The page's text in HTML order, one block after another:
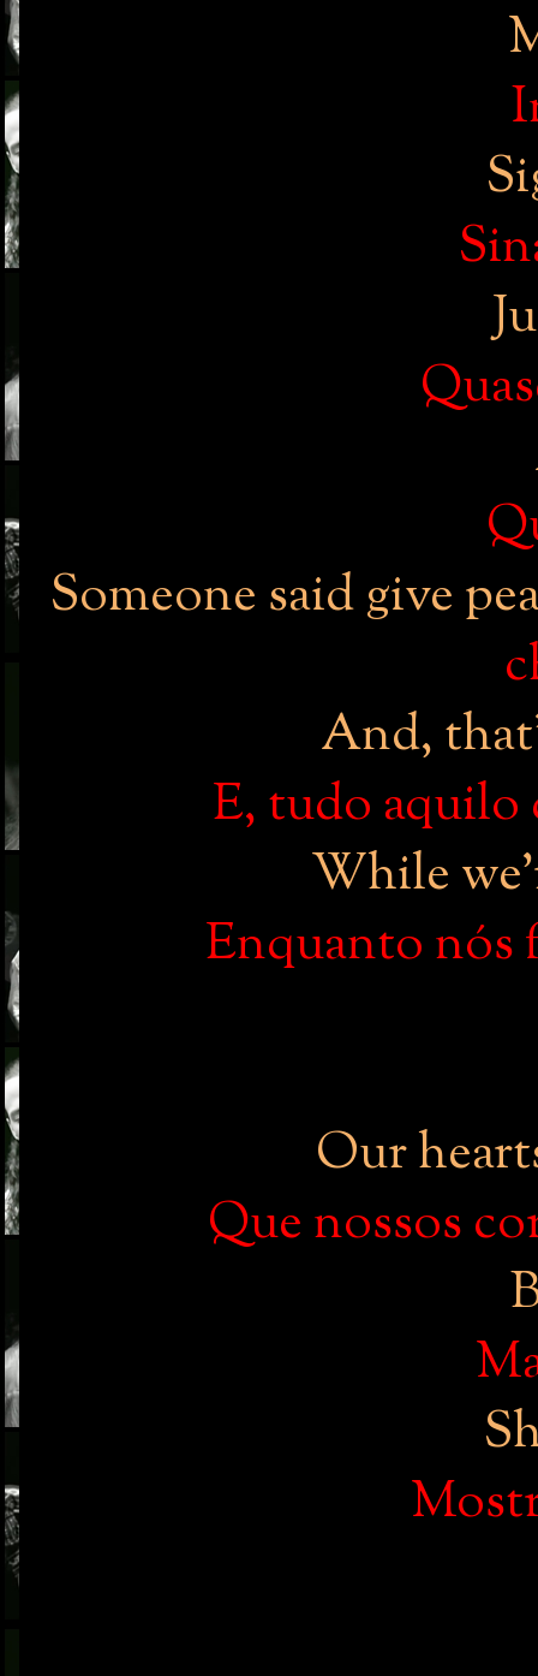
Someone said give
And,
E, tudo aquilo
While
Enquanto nós
Our
Que nossos